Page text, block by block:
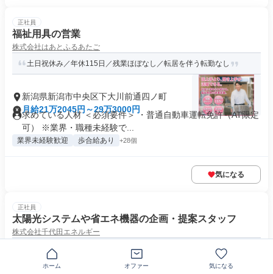
正社員
福祉用具の営業
株式会社はあとふるあたご
土日祝休み／年休115日／残業ほぼなし／転居を伴う転勤なし
新潟県新潟市中央区下大川前通四ノ町
月給21万2045円～29万3000円
求めている人材 ＜必須要件＞ ・普通自動車運転免許（AT限定
可） ※業界・職種未経験で...
業界未経験歓迎 歩合給あり +28個
気になる
正社員
太陽光システムや省エネ機器の企画・提案スタッフ
株式会社千代田エネルギー
未経験から高収入を掴みましょう♪定時は18時★
ホーム オファー 気になる